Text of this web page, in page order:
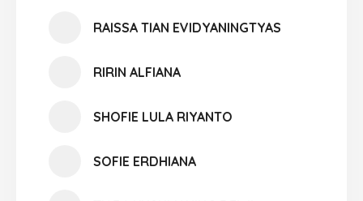
RAISSA TIAN EVIDYANINGTYAS
RIRIN ALFIANA
SHOFIE LULA RIYANTO
SOFIE ERDHIANA